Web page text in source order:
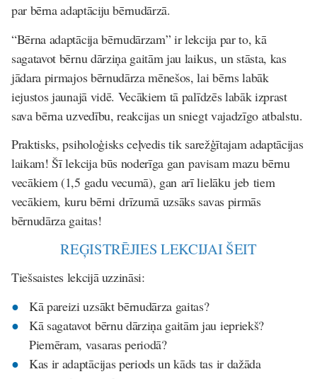
par bērna adaptāciju bērnudārzā.
“Bērna adaptācija bērnudārzam” ir lekcija par to, kā
sagatavot bērnu dārziņa gaitām jau laikus, un stāsta, kas
jādara pirmajos bērnudārza mēnešos, lai bērns labāk
iejustos jaunajā vidē. Vecākiem tā palīdzēs labāk izprast
sava bērna uzvedību, reakcijas un sniegt vajadzīgo atbalstu.
Praktisks, psiholoģisks ceļvedis tik sarežģītajam adaptācijas
laikam! Šī lekcija būs noderīga gan pavisam mazu bērnu
vecākiem (1,5 gadu vecumā), gan arī lielāku jeb tiem
vecākiem, kuru bērni drīzumā uzsāks savas pirmās
bērnudārza gaitas!
REĢISTRĒJIES LEKCIJAI ŠEIT
Tiešsaistes lekcijā uzzināsi:
Kā pareizi uzsākt bērnudārza gaitas?
Kā sagatavot bērnu dārziņa gaitām jau iepriekš?
Piemēram, vasaras periodā?
Kas ir adaptācijas periods un kāds tas ir dažāda